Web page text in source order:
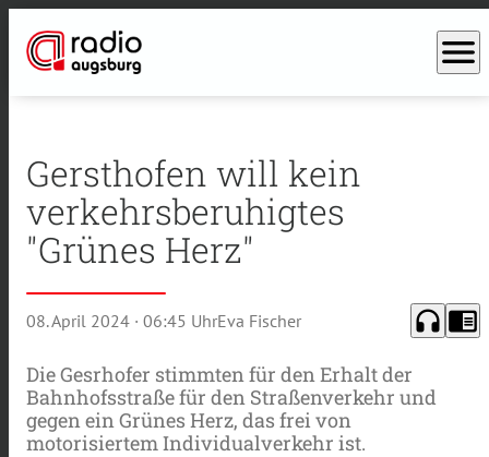
menu
Gersthofen will kein
verkehrsberuhigtes
"Grünes Herz"
08. April 2024 · 06:45 UhrEva Fischer headphones chrome_reader_mode
Die Gesrhofer stimmten für den Erhalt der
Bahnhofsstraße für den Straßenverkehr und
gegen ein Grünes Herz, das frei von
motorisiertem Individualverkehr ist.